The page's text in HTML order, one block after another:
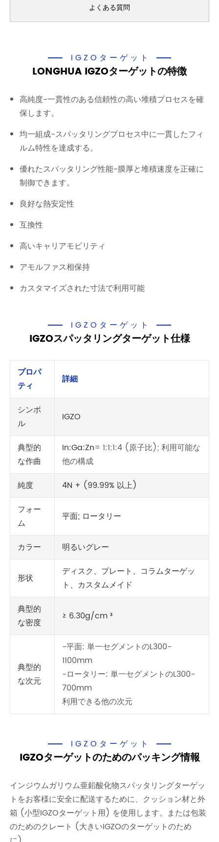
よくある質問
IGZOターゲット
LONGHUA IGZOターゲットの特徴
高純度-一貫性のある信頼性の高い堆積プロセスを確
保します。
均一組成-スパッタリングプロセス中に一貫したフィ
ルム特性を達成する。
優れたスパッタリング性能-膜厚と堆積速度を正確に
制御できます。
良好な熱安定性
互換性
高いキャリアモビリティ
アモルファス相保持
カスタマイズされた寸法で利用可能
IGZOターゲット
IGZOスパッタリングターゲット仕様
プロパ
ティ
詳細
シンボ
ル
IGZO
典型的
な作曲
In:Ga:Zn= 1:1:1:4 (原子比); 利用可能な
他の構成
純度
4N + (99.99% 以上)
フォー
ム
平面; ロータリー
カラー 明るいグレー
形状
ディスク、プレート、コラムターゲッ
ト、カスタムメイド
典型的
な密度
≥ 6.30g/cm ³
典型的
な次元
-平面: 単一セグメントのL300-
1100mm
-ロータリー: 単一セグメントのL300-
700mm
利用できる他の次元
IGZOターゲット
IGZOターゲットのためのパッキング情報
インジウムガリウム亜鉛酸化物スパッタリングターゲッ
トをお客様に安全に配送するために、クッション材と外
箱 (小型IGZOターゲット用) を使用します。または包装
のためのクレート (大きいIGZOのターゲットのため